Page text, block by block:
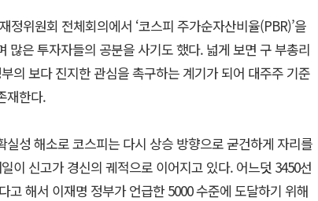
정위원회 전체회의에서 ‘코스피 주가순자산비율(PBR)’을
많은 투자자들의 공분을 사기도 했다. 넓게 보면 구 부총리
의 보다 진지한 관심을 촉구하는 계기가 되어 대주주 기준
재한다.
성 해소로 코스피는 다시 상승 방향으로 굳건하게 자리를
이 신고가 경신의 궤적으로 이어지고 있다. 어느덧 3450선
고 해서 이재명 정부가 언급한 5000 수준에 도달하기 위해